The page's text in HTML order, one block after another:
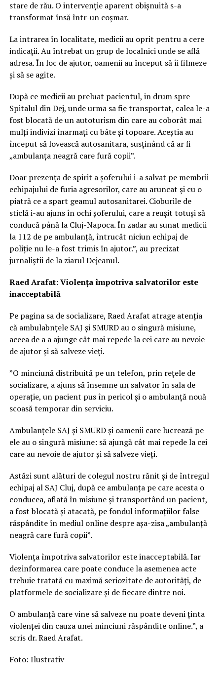
stare de rău. O intervenție aparent obișnuită s-a
transformat însă într-un coșmar.
La intrarea în localitate, medicii au oprit pentru a cere
indicații. Au întrebat un grup de localnici unde se află
adresa. În loc de ajutor, oamenii au început să îi filmeze
și să se agite.
După ce medicii au preluat pacientul, in drum spre
Spitalul din Dej, unde urma sa fie transportat, calea le-a
fost blocată de un autoturism din care au coborât mai
mulți indivizi înarmați cu bâte și topoare. Aceștia au
început să lovească autosanitara, susținând că ar fi
„ambulanța neagră care fură copii”.
Doar prezența de spirit a șoferului i-a salvat pe membrii
echipajului de furia agresorilor, care au aruncat și cu o
piatră ce a spart geamul autosanitarei. Cioburile de
sticlă i-au ajuns în ochi șoferului, care a reușit totuși să
conducă până la Cluj-Napoca. În zadar au sunat medicii
la 112 de pe ambulanță, întrucât niciun echipaj de
poliție nu le-a fost trimis în ajutor.”, au precizat
jurnaliștii de la ziarul Dejeanul.
Raed Arafat: Violența împotriva salvatorilor este
inacceptabilă
Pe pagina sa de socializare, Raed Arafat atrage atenția
că ambulabnțele SAJ și SMURD au o singură misiune,
aceea de a a ajunge cât mai repede la cei care au nevoie
de ajutor și să salveze vieți.
”O minciună distribuită pe un telefon, prin rețele de
socializare, a ajuns să însemne un salvator în sala de
operație, un pacient pus în pericol și o ambulanță nouă
scoasă temporar din serviciu.
Ambulanțele SAJ și SMURD și oamenii care lucrează pe
ele au o singură misiune: să ajungă cât mai repede la cei
care au nevoie de ajutor și să salveze vieți.
Astăzi sunt alături de colegul nostru rănit și de întregul
echipaj al SAJ Cluj, după ce ambulanța pe care acesta o
conducea, aflată în misiune și transportând un pacient,
a fost blocată și atacată, pe fondul informațiilor false
răspândite în mediul online despre așa-zisa „ambulanță
neagră care fură copii”.
Violența împotriva salvatorilor este inacceptabilă. Iar
dezinformarea care poate conduce la asemenea acte
trebuie tratată cu maximă seriozitate de autorități, de
platformele de socializare și de fiecare dintre noi.
O ambulanță care vine să salveze nu poate deveni ținta
violenței din cauza unei minciuni răspândite online.”, a
scris dr. Raed Arafat.
Foto: Ilustrativ